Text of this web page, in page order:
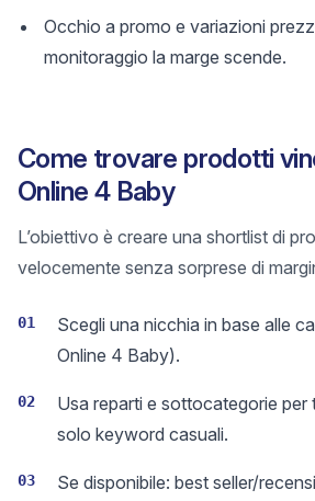
Occhio a promo e variazioni
monitoraggio la marge scende.
Come trovare prodotti
Online 4 Baby
L’obiettivo è creare una shortlist di
velocemente senza sorprese di
01
Scegli una nicchia in base alle
Online 4 Baby).
02
Usa reparti e sottocategorie per
solo keyword casuali.
03
Se disponibile: best seller/